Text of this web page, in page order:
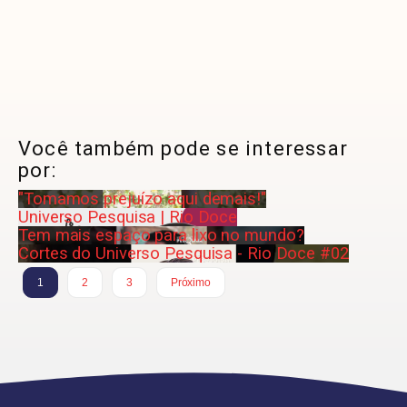
Você também pode se interessar
por:
"Tomamos prejuízo aqui demais!"
Universo Pesquisa | Rio Doce
Tem mais espaço para lixo no mundo?
Cortes do Universo Pesquisa - Rio Doce #02
1 2 3 Próximo